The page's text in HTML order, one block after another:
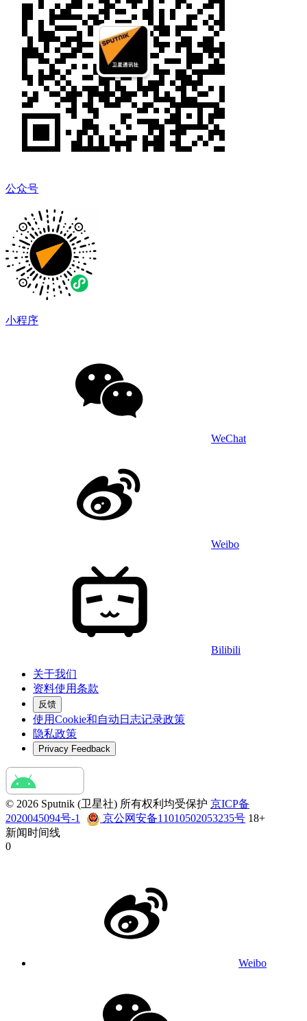
公众号
小程序
WeChat
Weibo
Bilibili
关于我们
资料使用条款
反馈
使用Cookie和自动日志记录政策
隐私政策
Privacy Feedback
© 2026 Sputnik (卫星社) 所有权利均受保护 京ICP备
2020045094号-1
京公网安备11010502053235号 18+
新闻时间线
0
Weibo